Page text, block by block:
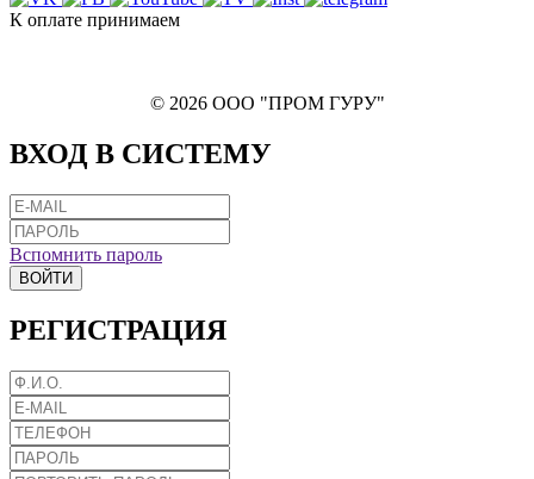
К оплате принимаем
© 2026 ООО "ПРОМ ГУРУ"
ВХОД В СИСТЕМУ
Вспомнить пароль
ВОЙТИ
РЕГИСТРАЦИЯ